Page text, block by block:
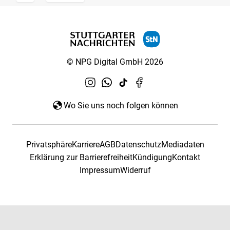
© NPG Digital GmbH 2026
Wo Sie uns noch folgen können
PrivatsphäreKarriereAGBDatenschutzMediadaten
Erklärung zur BarrierefreiheitKündigungKontakt
ImpressumWiderruf